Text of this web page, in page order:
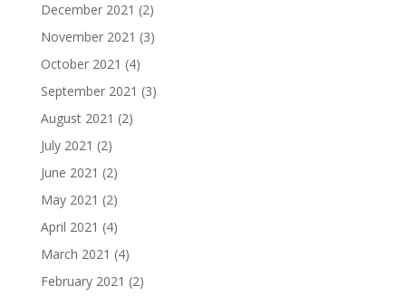
December 2021 (2)
November 2021 (3)
October 2021 (4)
September 2021 (3)
August 2021 (2)
July 2021 (2)
June 2021 (2)
May 2021 (2)
April 2021 (4)
March 2021 (4)
February 2021 (2)